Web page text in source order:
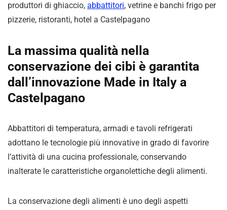
produttori di ghiaccio, abbattitori, vetrine e banchi frigo per
pizzerie, ristoranti, hotel a Castelpagano
La massima qualità nella
conservazione dei cibi è garantita
dall’innovazione Made in Italy a
Castelpagano
Abbattitori di temperatura, armadi e tavoli refrigerati
adottano le tecnologie più innovative in grado di favorire
l’attività di una cucina professionale, conservando
inalterate le caratteristiche organolettiche degli alimenti.
La conservazione degli alimenti è uno degli aspetti